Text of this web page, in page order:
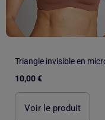
10,00 €
Voir le produit